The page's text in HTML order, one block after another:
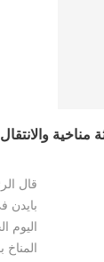
مناخية
قال
بايدن
اليوم